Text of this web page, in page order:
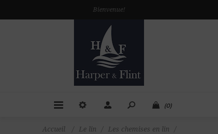
Bienvenue!
(0)
Accueil / Le lin / Les chemises en lin
/